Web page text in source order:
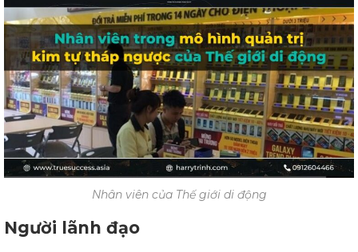
Nhân viên của Thế giới di động
Người lãnh đạo